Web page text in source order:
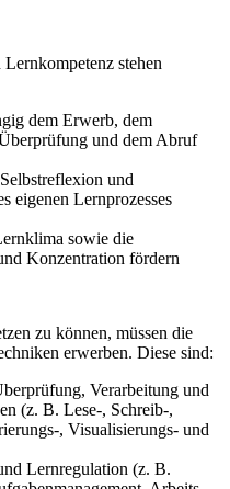
stehen
dem Erwerb, dem
und dem Abruf
und
eigenen Lernprozesses
sowie die
Konzentration fördern
zu können, müssen die
erwerben. Diese sind:
Verarbeitung und
(z. B. Lese-, Schreib-,
, Visualisierungs- und
Lernregulation (z. B.